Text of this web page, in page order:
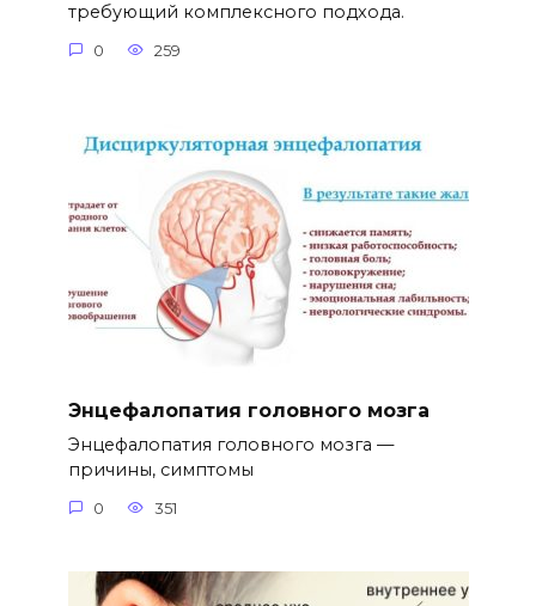
требующий комплексного подхода.
0 259
Энцефалопатия головного мозга
Энцефалопатия головного мозга —
причины, симптомы
0 351